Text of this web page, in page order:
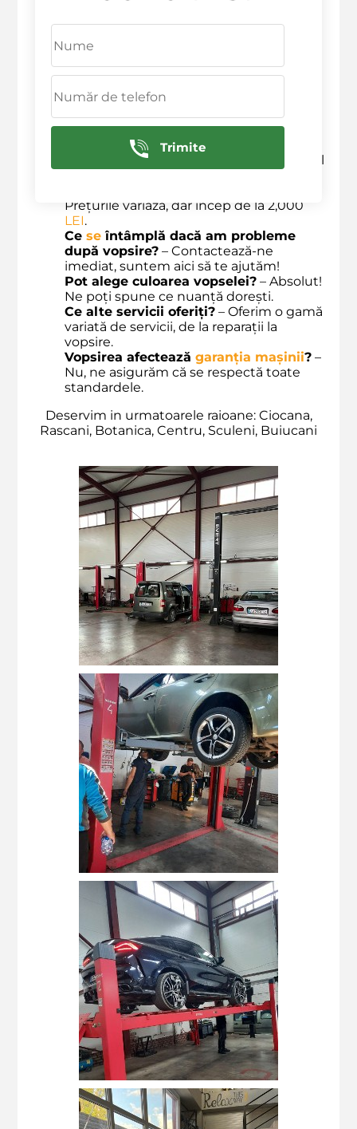
Ce tip de vopsea este mai bun?–
prietenoase cu mediu și rezistente.
Cât durează o vopsire?– Timpul mediu
Oferițigaranție pentru vopsire
oferim garanție pentru toate lucrările de
vopsire efectuate.
Cum pot să fac oprogramare pentru
– Te poți înscrie direct pe site-ul
Prețurile variază, dar încep de la 2,000
LEI.
Ce se întâmplă dacă am probleme
după vopsire? – Contactează-ne
imediat, suntem aici să te ajutăm!
Pot alege culoarea vopselei? – Absolut!
Ne poți spune ce nuanță dorești.
Ce alte servicii oferiți? – Oferim o gamă
variată de servicii, de la reparații la
vopsire.
Vopsirea afectează garanția mașinii? –
Nu, ne asigurăm că se respectă toate
standardele.
Deservim in urmatoarele raioane: Ciocana,
Rascani, Botanica, Centru, Sculeni, Buiucani
Trimite